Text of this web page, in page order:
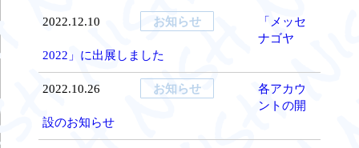
2022.12.10 お知らせ
「メッセ
ナゴヤ
2022」に出展しました
2022.10.26 お知らせ
各アカウ
ントの開
設のお知らせ